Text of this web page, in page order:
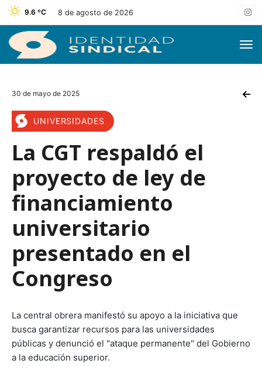
9.6 ºC 8 de agosto de 2026
30 de mayo de 2025
UNIVERSIDADES
La CGT respaldó el
proyecto de ley de
financiamiento
universitario
presentado en el
Congreso
La central obrera manifestó su apoyo a la iniciativa que
busca garantizar recursos para las universidades
públicas y denunció el "ataque permanente" del Gobierno
a la educación superior.